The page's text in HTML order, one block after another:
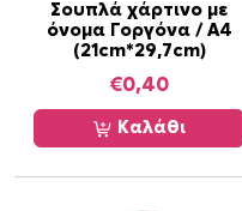
Σουπλά χάρτινο με
όνομα Γοργόνα / Α4
(21cm*29,7cm)
€0,40
Καλάθι